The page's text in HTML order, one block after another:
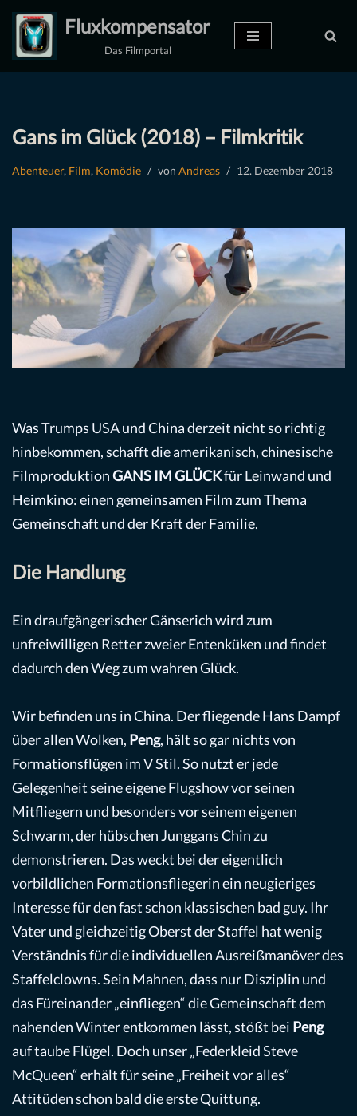
Zum
Inhalt
Fluxkompensator
Das Filmportal
Gans im Glück (2018) – Filmkritik
Abenteuer, Film, Komödie von Andreas 12. Dezember 2018
Was Trumps USA und China derzeit nicht so richtig
hinbekommen, schafft die amerikanisch, chinesische
FilmproduktionGANS IM GLÜCKfür Leinwand und
Heimkino: einen gemeinsamen Film zum Thema
Gemeinschaft und der Kraft der Familie.
Die Handlung
Ein draufgängerischer Gänserich wird zum
unfreiwilligen Retter zweier Entenküken und findet
dadurch den Weg zum wahren Glück.
Wir befinden uns in China. Der fliegende Hans Dampf
über allen Wolken, Peng, hält so gar nichts von
Formationsflügen im V Stil. So nutzt er jede
Gelegenheit seine eigene Flugshow vor seinen
Mitfliegern und besonders vor seinem eigenen
Schwarm, der hübschen Junggans Chin zu
demonstrieren. Das weckt bei der eigentlich
vorbildlichen Formationsfliegerin ein neugieriges
Interesse für den fast schon klassischen bad guy. Ihr
Vater und gleichzeitig Oberst der Staffel hat wenig
Verständnis für die individuellen Ausreißmanöver des
Staffelclowns. Sein Mahnen, dass nur Disziplin und
das Füreinander „einfliegen“ die Gemeinschaft dem
nahenden Winter entkommen lässt, stößt bei Peng
auf taube Flügel. Doch unser „Federkleid Steve
McQueen“ erhält für seine „Freiheit vor alles“
Attitüden schon bald die erste Quittung.